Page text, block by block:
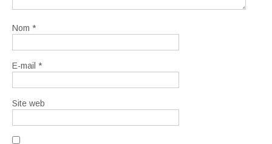
Nom *
E-mail *
Site web